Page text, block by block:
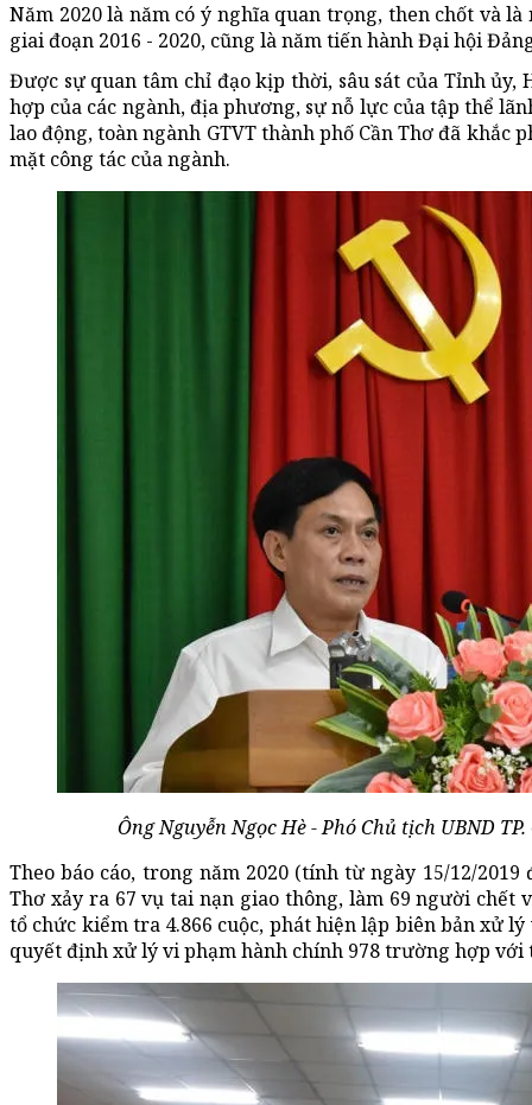
Năm 2020 là năm có ý nghĩa quan trọng, then chốt và
giai đoạn 2016 - 2020, cũng là năm tiến hành Đại hội
Được sự quan tâm chỉ đạo kịp thời, sâu sát của Tỉnh ủy,
hợp của các ngành, địa phương, sự nỗ lực của tập thể
lao động, toàn ngành GTVT thành phố Cần Thơ đã khắc
mặt công tác của ngành.
Ông Nguyễn Ngọc Hè - Phó Chủ tịch UBND
Theo báo cáo, trong năm 2020 (tính từ ngày 15/12/2019
Thơ xảy ra 67 vụ tai nạn giao thông, làm 69 người
tổ chức kiểm tra 4.866 cuộc, phát hiện lập biên bản xử
quyết định xử lý vi phạm hành chính 978 trường hợp với